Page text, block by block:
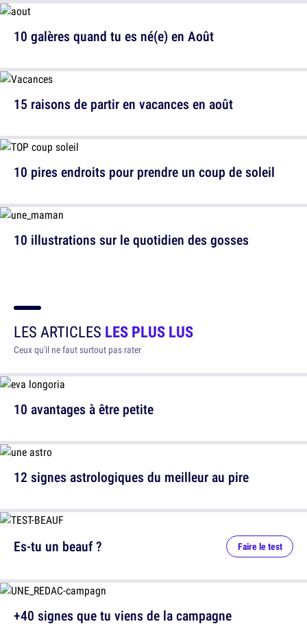
10 galères quand tu es né(e) en Août
10 pires endroits pour prendre un coup de soleil
15 raisons de partir en vacances en août
10 illustrations sur le quotidien des gosses
LES ARTICLES LES PLUS LUS
Ceux qu'il ne faut surtout pas rater
10 avantages à être petite
12 signes astrologiques du meilleur au pire
Es-tu un beauf ? Faire le test
+40 signes que tu viens de la campagne